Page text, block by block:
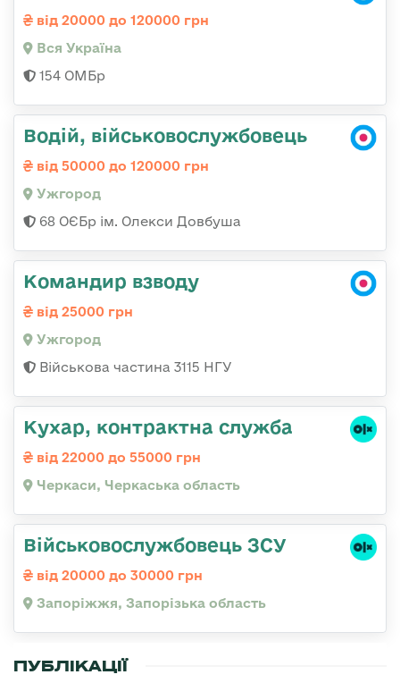
від 20000 до 120000 грн
Вся Україна
154 ОМБр
Водій, військовослужбовець
від 50000 до 120000 грн
Ужгород
68 ОЄБр ім. Олекси Довбуша
Командир взводу
від 25000 грн
Ужгород
Військова частина 3115 НГУ
Кухар, контрактна служба
від 22000 до 55000 грн
Черкаси, Черкаська область
Військовослужбовець ЗСУ
від 20000 до 30000 грн
Запоріжжя, Запорізька область
ПУБЛІКАЦІЇ